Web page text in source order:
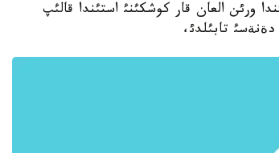
الماتئ وبلئسئندا ورئن العان قار كوشكئنئ استئندا قالئپ